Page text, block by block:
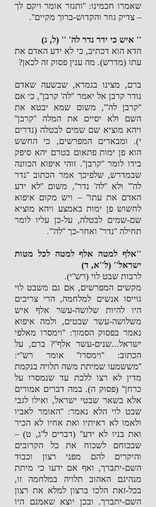
שאמרו חכמינו: ''ותגזר אומר ויקם לך
– צדיק גוזר והקדוש-ברוך מקיים''.
'' איש כי ידר נדר לה' '' (ל, ג)
הדא הוא דכתיב, כי לא ידע האדם את
עתו (מדרש). מה ענין פסוק זה לכאן?
ברם, מצינו בגמרא, שבשעה שאדם
נודר קרבן אל יאמר ''לה' קרבן'', כי אם
''קרבן לה''', משום שמא יבטא את
השם ולא יסיים את המלה ''קרבן''
ויהא מוציא שם שמים לבטלה (נדרים
י). ומבארים המפרשים, כי החשש
הוא פן ימות פתאום בטרם יהא סיפק
בידו לומר ''קרבן''. זוהי איפוא הכוונה
שבמדרש, שלפיכך אמר הכתוב ''נדר
לה''' ולא ''לה' נדר'', משום ''לא ידע
האדם את עתו'' – ויש מקום איפוא
לחשוש פן ימות באמצע ויהא מוציא
שם-שמים לבטלה, על-כן עליו לומר
תחילה ''נדר'' ואחר-כך ''לה'''.
''אלף למטה אלף למטה לכל מטות
ישראל'' (ל''א, ד)
לרבות שבט לוי (רש''י).
מקשים המפרשים, אם גם משבט לוי
גוייסו אנשים למלחמה, הרי צריכים
היו להיות שלושה-עשר אלף איש
משלושה-עשר שבטים, ולמה איפוא
נאמר בפסוק הסמוך: ''וימסרו מאלפי
ישראל...שנים-עשר אלף''? ברם, על
הכתוב: ''וימסרו'' אומר רש''י:
''מששמעו שמיתת משה תלויה בנקמת
מדין לא רצו ללכת עד שנמסרו על
כרחן'' (פסוק ה). במה דברים אמורים
אלא בשאר שבטי ישראל, ואילו לגבי
שבט לוי הלא נאמר: ''האומר לאביו
ולאמו לא ראיתיו ואת אחיו לא הכיר
ואת בניו לא ידע'' (דברים ל''ג, ט) –
שבכוחם לשכוח את כל הקרובים
והיקרים להם מפני רצון וכבוד
השם-יתברך, ואף אם ידעו כי מיתת
מנהיגם האהוב תלויה במלחמה זו,
בכל-זאת הלכו ברצון למלא את רצון
השם-יתברך. ובכן יוצא שאמנם היו